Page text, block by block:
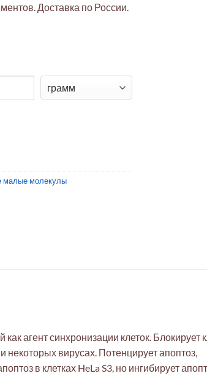
Доставка по России.
малые молекулы
агент синхронизации клеток. Блокирует
некоторых вирусах. Потенцирует апоптоз,
в клетках HeLa S3, но ингибирует